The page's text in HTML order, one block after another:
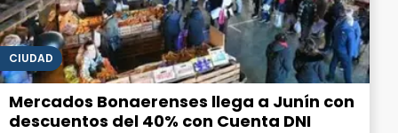
CIUDAD
Mercados Bonaerenses llega a Junín con
descuentos del 40% con Cuenta DNI